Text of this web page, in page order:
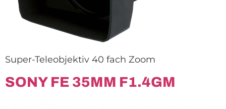
Super-Teleobjektiv 40 fach Zoom
SONY FE 35MM F1.4GM